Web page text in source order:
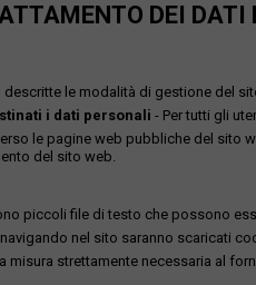
DEI
descritte le modalità di gestione del
i dati personali - Per tutti gli
le pagine web pubbliche del sito
del sito web.
piccoli file di testo che possono
nel sito saranno scaricati
strettamente necessaria al